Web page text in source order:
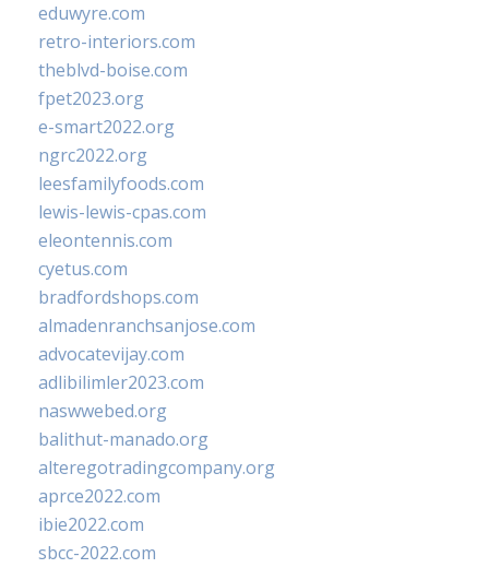
eduwyre.com
retro-interiors.com
theblvd-boise.com
fpet2023.org
e-smart2022.org
ngrc2022.org
leesfamilyfoods.com
lewis-lewis-cpas.com
eleontennis.com
cyetus.com
bradfordshops.com
almadenranchsanjose.com
advocatevijay.com
adlibilimler2023.com
naswwebed.org
balithut-manado.org
alteregotradingcompany.org
aprce2022.com
ibie2022.com
sbcc-2022.com